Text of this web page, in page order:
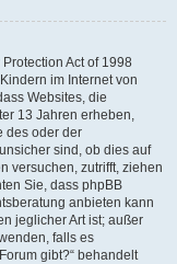
Act of 1998
im Internet von
Websites, die
13 Jahren erheben,
des oder der
sind, ob dies auf
versuchen, zutrifft, ziehen
Sie, dass phpBB
anbieten kann
jeglicher Art ist; außer
falls es
gibt?“ behandelt